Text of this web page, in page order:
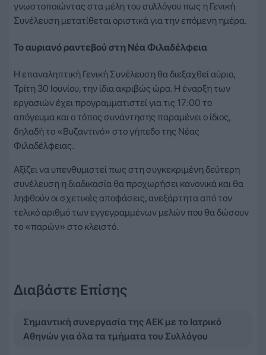
γνωστοποιώντας στα μέλη του συλλόγου πως η Γενική
Συνέλευση μετατίθεται οριστικά για την επόμενη ημέρα.
Το αυριανό ραντεβού στη Νέα Φιλαδέλφεια
Η επαναληπτική Γενική Συνέλευση θα διεξαχθεί αύριο,
Τρίτη 30 Ιουνίου, την ίδια ακριβώς ώρα. Η έναρξη των
εργασιών έχει προγραμματιστεί για τις 17:00 το
απόγευμα και ο τόπος συνάντησης παραμένει ο ίδιος,
δηλαδή το «Βυζαντινό» στο γήπεδο της Νέας
Φιλαδέλφειας.
Αξίζει να υπενθυμιστεί πως στη συγκεκριμένη δεύτερη
συνέλευση η διαδικασία θα προχωρήσει κανονικά και θα
ληφθούν οι σχετικές αποφάσεις, ανεξάρτητα από τον
τελικό αριθμό των εγγεγραμμένων μελών που θα δώσουν
το «παρών» στο κλειστό.
Διαβάστε Επίσης
Σημαντική συνεργασία της ΑΕΚ με το Ιατρικό
Αθηνών για όλα τα τμήματα του Συλλόγου